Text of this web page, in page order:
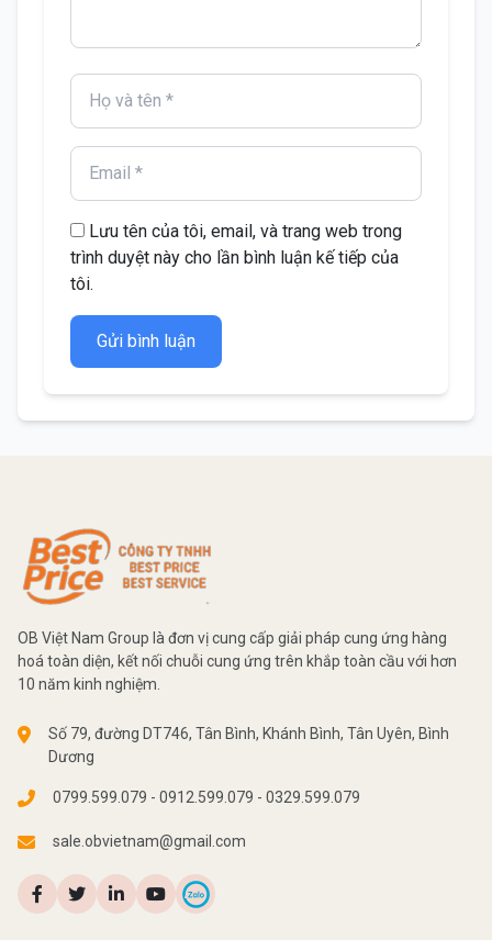
Lưu tên của tôi, email, và trang web trong
trình duyệt này cho lần bình luận kế tiếp của
tôi.
Gửi bình luận
OB Việt Nam Group là đơn vị cung cấp giải pháp cung ứng hàng
hoá toàn diện, kết nối chuỗi cung ứng trên khắp toàn cầu với hơn
10 năm kinh nghiệm.
Số 79, đường DT746, Tân Bình, Khánh Bình, Tân Uyên, Bình
Dương
0799.599.079 - 0912.599.079 - 0329.599.079
sale.obvietnam@gmail.com